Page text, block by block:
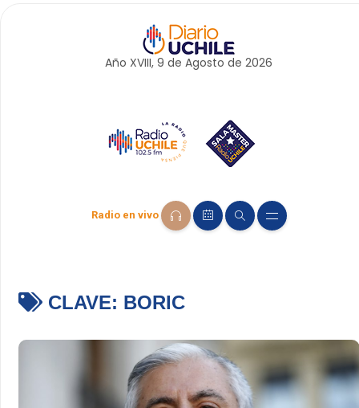
Año XVIII, 9 de Agosto de 2026
Radio en vivo
CLAVE: BORIC